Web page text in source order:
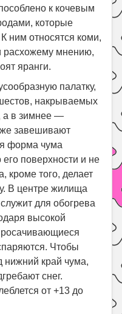
к кочевым
которые
ним относятся коми,
расхожему мнению,
яранги.
палатку,
накрываемых
а в зимнее —
завешивают
форма чума
его поверхности и не
кроме того, делает
В центре жилища
для обогрева
высокой
Чтобы
нижний край чума,
снег.
от +13 до